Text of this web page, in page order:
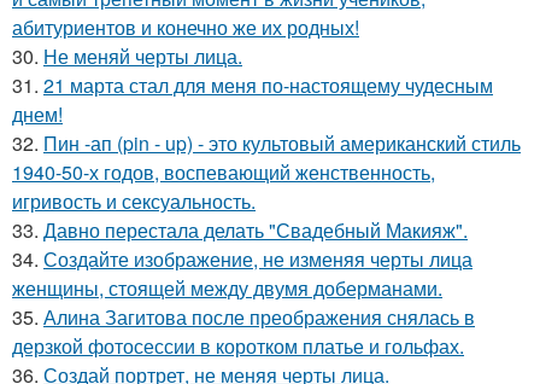
абитуриентов и конечно же их родных!
30. Не меняй черты лица.
31. 21 марта стал для меня по-настоящему чудесным
днем!
32. Пин -ап (pin - up) - это культовый американский стиль
1940-50-х годов, воспевающий женственность,
игривость и сексуальность.
33. Давно перестала делать "Свадебный Макияж".
34. Создайте изображение, не изменяя черты лица
женщины, стоящей между двумя доберманами.
35. Алина Загитова после преображения снялась в
дерзкой фотосессии в коротком платье и гольфах.
36. Создай портрет, не меняя черты лица.